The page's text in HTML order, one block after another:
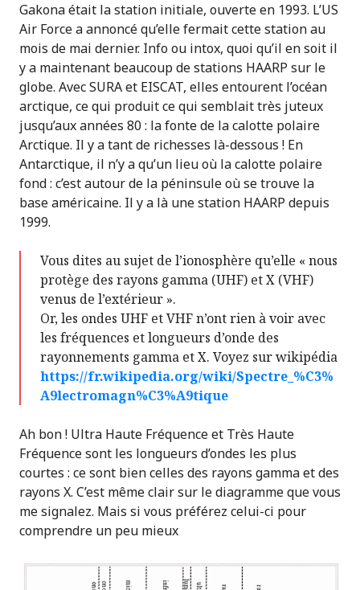
Gakona était la station initiale, ouverte en 1993. L’US
Air Force a annoncé qu’elle fermait cette station au
mois de mai dernier. Info ou intox, quoi qu’il en soit il
y a maintenant beaucoup de stations HAARP sur le
globe. Avec SURA et EISCAT, elles entourent l’océan
arctique, ce qui produit ce qui semblait très juteux
jusqu’aux années 80 : la fonte de la calotte polaire
Arctique. Il y a tant de richesses là-dessous ! En
Antarctique, il n’y a qu’un lieu où la calotte polaire
fond : c’est autour de la péninsule où se trouve la
base américaine. Il y a là une station HAARP depuis
1999.
Vous dites au sujet de l’ionosphère qu’elle « nous
protège des rayons gamma (UHF) et X (VHF)
venus de l’extérieur ».
Or, les ondes UHF et VHF n’ont rien à voir avec
les fréquences et longueurs d’onde des
rayonnements gamma et X. Voyez sur wikipédia
https://fr.wikipedia.org/wiki/Spectre_%C3%
A9lectromagn%C3%A9tique
Ah bon ! Ultra Haute Fréquence et Très Haute
Fréquence sont les longueurs d’ondes les plus
courtes : ce sont bien celles des rayons gamma et des
rayons X. C’est même clair sur le diagramme que vous
me signalez. Mais si vous préférez celui-ci pour
comprendre un peu mieux